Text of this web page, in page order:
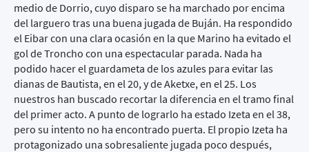
medio de Dorrio, cuyo disparo se ha marchado por encima
del larguero tras una buena jugada de Buján. Ha respondido
el Eibar con una clara ocasión en la que Marino ha evitado el
gol de Troncho con una espectacular parada. Nada ha
podido hacer el guardameta de los azules para evitar las
dianas de Bautista, en el 20, y de Aketxe, en el 25. Los
nuestros han buscado recortar la diferencia en el tramo final
del primer acto. A punto de lograrlo ha estado Izeta en el 38,
pero su intento no ha encontrado puerta. El propio Izeta ha
protagonizado una sobresaliente jugada poco después,